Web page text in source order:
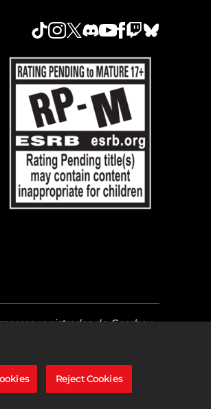
registradas de Gearbox
son propiedad de
clic aquí.
Reject Cookies